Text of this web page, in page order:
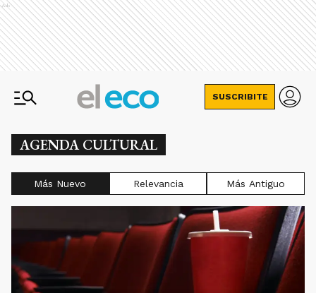
Ads
SUSCRIBITE
AGENDA CULTURAL
Más Nuevo Relevancia Más Antiguo